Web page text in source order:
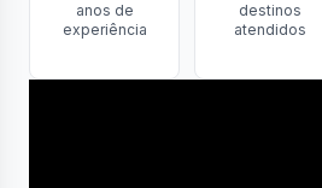
anos de
experiência
destinos
atendidos